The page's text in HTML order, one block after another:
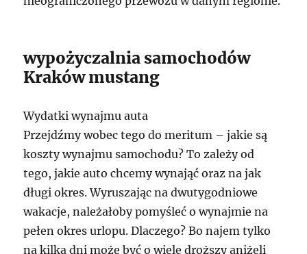
wypożyczalnia samochodów
Kraków mustang
Wydatki wynajmu auta
Przejdźmy wobec tego do meritum – jakie są
koszty wynajmu samochodu? To zależy od
tego, jakie auto chcemy wynająć oraz na jak
długi okres. Wyruszając na dwutygodniowe
wakacje, należałoby pomyśleć o wynajmie na
pełen okres urlopu. Dlaczego? Bo najem tylko
na kilka dni może być o wiele droższy aniżeli